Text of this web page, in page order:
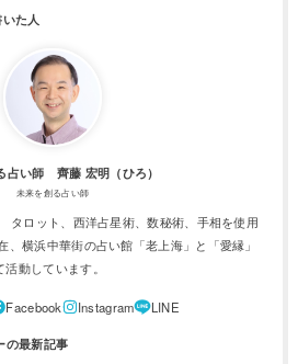
占い師 齊藤 宏明（ひろ）
未来を創る占い師
タロット、西洋占星術、数秘術、手相を使用
、横浜中華街の占い館「老上海」と「愛縁」
動しています。